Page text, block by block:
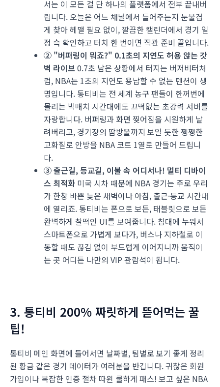
서는 이 모든 걸 단 하나의 플랫폼에서 전부 끝내버
립니다. 오늘은 어느 채널에서 틀어주는지 눈물겹
게 찾아 헤맬 필요 없이, 깔끔한 캘린더에서 경기 일
정 슥 확인하고 터치 한 번이면 직관 준비 끝입니다.
② "버퍼링이 뭐죠?" 0.1초의 지연도 허용 않는 갓
벽 라이브 0.7초 남은 상황에서 터지는 버저비터처
럼, NBA는 1초의 지연도 용납할 수 없는 텐션이 생
명입니다. 통티비는 전 세계 농구 팬들이 한꺼번에
몰리는 빅매치 시간대에도 끄떡없는 초강력 서버를
자랑합니다. 버퍼링과 화면 찢어짐을 시원하게 날
려버리고, 경기장의 땀방울까지 보일 듯한 쨍쨍한
고화질로 안방을 NBA 코트 1열로 만들어 드립니
다.
③ 출근길, 등교길, 이불 속 어디서나! 멀티 디바이
스 최적화 미국 시차 때문에 NBA 경기는 주로 우리
가 한창 바쁜 늦은 새벽이나 아침, 출근·등교 시간대
에 열리죠. 통티비는 폰으로 보든, 태블릿으로 보든
완벽하게 찰떡인 UI를 보여줍니다. 침대에 누워서
스마트폰으로 가볍게 보다가, 버스나 지하철로 이
동할 때도 끊김 없이 부드럽게 이어지니까 움직이
는 곳 어디든 나만의 VIP 관람석이 됩니다.
3. 통티비 200% 짜릿하게 뜯어먹는 꿀
팁!
통티비 메인 화면에 들어서면 날짜별, 팀별로 보기 좋게 정리
된 황금 같은 경기 데이터가 여러분을 반깁니다. 귀찮은 회원
가입이나 복잡한 인증 절차 따윈 쿨하게 패스! 보고 싶은 NBA